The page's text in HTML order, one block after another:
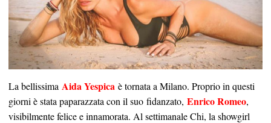
La bellissima Aida Yespica è tornata a Milano. Proprio in questi
giorni è stata paparazzata con il suo fidanzato, Enrico Romeo,
visibilmente felice e innamorata. Al settimanale Chi, la showgirl